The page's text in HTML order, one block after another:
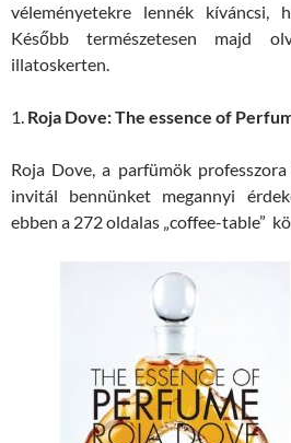
véleményetekre lennék kíváncsi,
Később természetesen majd
illatoskerten.
1. Roja Dove: The essence of
Roja Dove, a parfümök
invitál bennünket megannyi
ebben a 272 oldalas „coffee-table”